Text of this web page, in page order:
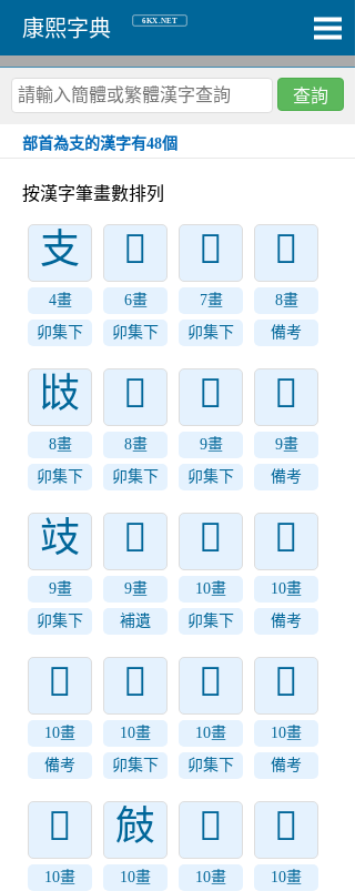
康熙字典 6KX.NET
查詢
部首為支的漢字有48個
按漢字筆畫數排列
支
4畫
卯集下
𢺵
6畫
卯集下
𢺶
7畫
卯集下
𢺼
8畫
備考
㩺
8畫
卯集下
𢺷
8畫
卯集下
𢺾
9畫
卯集下
𢻀
9畫
備考
攱
9畫
卯集下
𢺿
9畫
補遺
𢻃
10畫
卯集下
𢻅
10畫
備考
𢻉
10畫
備考
𢻄
10畫
卯集下
𢻂
10畫
卯集下
𢻇
10畫
備考
𢻁
10畫
㩻
10畫
𢻋
10畫
𢻊
10畫